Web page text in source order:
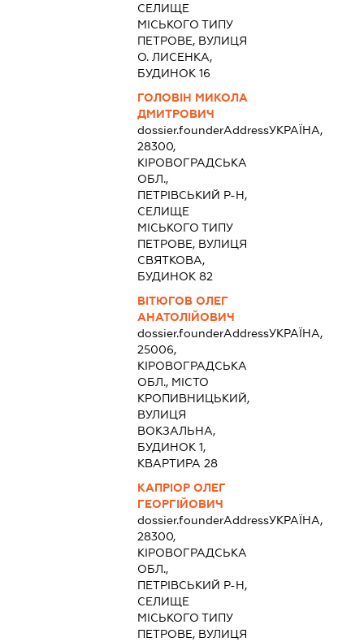
СЕЛИЩЕ
МІСЬКОГО ТИПУ
ПЕТРОВЕ, ВУЛИЦЯ
О. ЛИСЕНКА,
БУДИНОК 16
ГОЛОВІН МИКОЛА
ДМИТРОВИЧ
dossier.founderAddressУКРАЇНА,
28300,
КІРОВОГРАДСЬКА
ОБЛ.,
ПЕТРІВСЬКИЙ Р-Н,
СЕЛИЩЕ
МІСЬКОГО ТИПУ
ПЕТРОВЕ, ВУЛИЦЯ
СВЯТКОВА,
БУДИНОК 82
ВІТЮГОВ ОЛЕГ
АНАТОЛІЙОВИЧ
dossier.founderAddressУКРАЇНА,
25006,
КІРОВОГРАДСЬКА
ОБЛ., МІСТО
КРОПИВНИЦЬКИЙ,
ВУЛИЦЯ
ВОКЗАЛЬНА,
БУДИНОК 1,
КВАРТИРА 28
КАПРІОР ОЛЕГ
ГЕОРГІЙОВИЧ
dossier.founderAddressУКРАЇНА,
28300,
КІРОВОГРАДСЬКА
ОБЛ.,
ПЕТРІВСЬКИЙ Р-Н,
СЕЛИЩЕ
МІСЬКОГО ТИПУ
ПЕТРОВЕ, ВУЛИЦЯ